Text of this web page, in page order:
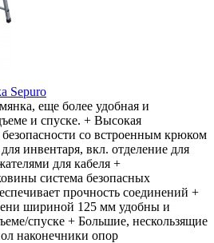
Sepuro
еще более удобная и
и спуске. + Высокая
со встроенным крюком
инвентаря, вкл. отделение для
для кабеля +
система безопасных
прочность соединений +
шириной 125 мм удобны и
спуске + Большие, нескользящие
наконечники опор